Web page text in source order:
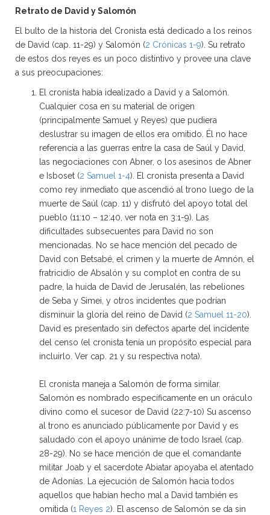
Retrato de David y Salomón
El bulto de la historia del Cronista está dedicado a los reinos
de David (cap. 11-29) y Salomón (2 Crónicas 1-9). Su retrato
de estos dos reyes es un poco distintivo y provee una clave
a sus preocupaciones:
El cronista había idealizado a David y a Salomón.
Cualquier cosa en su material de origen
(principalmente Samuel y Reyes) que pudiera
deslustrar su imagen de ellos era omitido. Él no hace
referencia a las guerras entre la casa de Saúl y David,
las negociaciones con Abner, o los asesinos de Abner
e Isboset (2 Samuel 1-4). El cronista presenta a David
como rey inmediato que ascendió al trono luego de la
muerte de Saúl (cap. 11) y disfrutó del apoyo total del
pueblo (11:10 – 12:40, ver nota en 3:1-9). Las
dificultades subsecuentes para David no son
mencionadas. No se hace mención del pecado de
David con Betsabé, el crimen y la muerte de Amnón, el
fratricidio de Absalón y su complot en contra de su
padre, la huida de David de Jerusalén, las rebeliones
de Seba y Simei, y otros incidentes que podrían
disminuir la gloria del reino de David (2 Samuel 11-20).
David es presentado sin defectos aparte del incidente
del censo (el cronista tenía un propósito especial para
incluirlo. Ver cap. 21 y su respectiva nota).
El cronista maneja a Salomón de forma similar.
Salomón es nombrado específicamente en un oráculo
divino como el sucesor de David (22:7-10) Su ascenso
al trono es anunciado públicamente por David y es
saludado con el apoyo unánime de todo Israel (cap.
28-29). No se hace mención de que el comandante
militar Joab y el sacerdote Abiatar apoyaba el atentado
de Adonías. La ejecución de Salomón hacia todos
aquellos que habían hecho mal a David también es
omitida (1 Reyes 2). El ascenso de Salomón se da sin